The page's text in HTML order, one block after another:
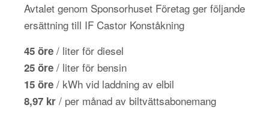
Avtalet genom Sponsorhuset Företag ger följande
ersättning till IF Castor Konståkning
45 öre / liter för diesel
25 öre / liter för bensin
15 öre / kWh vid laddning av elbil
8,97 kr / per månad av biltvättsabonemang